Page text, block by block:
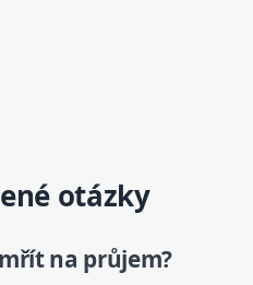
otázky
na průjem?